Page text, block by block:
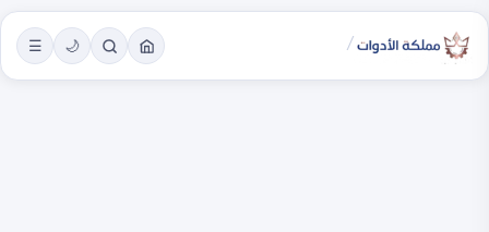
/
🌙
☰